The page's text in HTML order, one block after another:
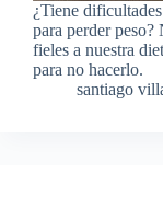
¿Tiene
para perder peso?
fieles a nuestra
para no hacerlo.
santiago